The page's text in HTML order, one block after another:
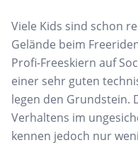
Viele Kids sind schon
Gelände beim
Profi-Freeskiern auf
einer sehr guten
legen den Grundstein.
Verhaltens im
kennen jedoch nur